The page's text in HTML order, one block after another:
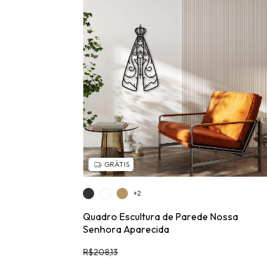
GRÁTIS
Quadro Escultura de Parede Nossa
Senhora Aparecida
R$208,13
+2